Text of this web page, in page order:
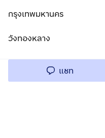
กรุงเทพมหานคร
วังทองหลาง
แชท